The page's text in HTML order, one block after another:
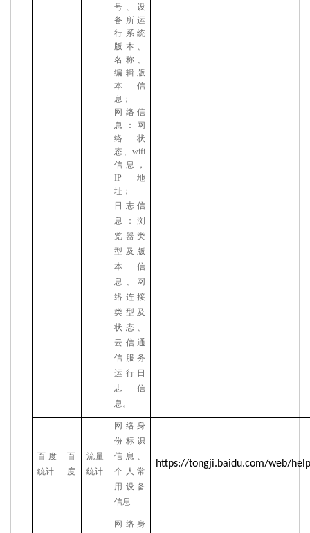
号、设
备所运
行系统
版本、
名称、
编辑版
本信
息；
网络信
息：网
络状
态、 wifi
信息，
IP地
址；
日志信
息：浏
览器类
型及版
本信
息、网
络连接
类型及
状态、
云信通
信服务
运行日
志信
息。
百度
统计
百
度
流量
统计
网络身
份标识
信息、
个人常
用设备
信息
https://tongji.baidu.com/web/
网络身